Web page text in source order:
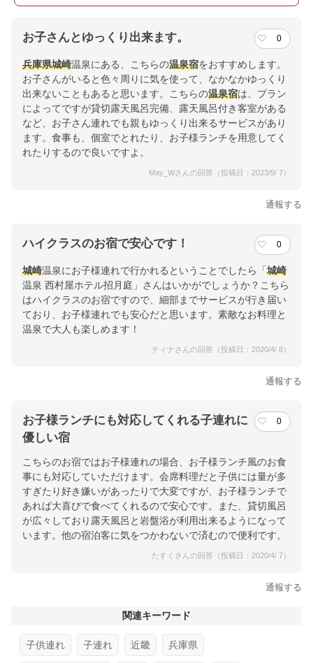
お子さんとゆっくり出来ます。 0
兵庫県城崎温泉にある、こちらの温泉宿をおすすめします。
お子さんがいると色々周りに気を使って、なかなかゆっくり
出来ないこともあると思います。こちらの温泉宿は、プラン
によってですが貸切露天風呂完備、露天風呂付き客室がある
など、お子さん連れでも親もゆっくり出来るサービスがあり
ます。食事も、個室でとれたり、お子様ランチを用意してく
れたりするので良いですよ。
May_Wさんの回答（投稿日：2023/9/ 7）
通報する
ハイクラスのお宿で安心です！ 0
城崎温泉にお子様連れで行かれるということでしたら「 城崎
温泉 西村屋ホテル招月庭」さんはいかがでしょうか？こちら
はハイクラスのお宿ですので、細部までサービスが行き届い
ており、お子様連れでも安心だと思います。素敵なお料理と
温泉で大人も楽しめます！
ティナさんの回答（投稿日：2020/4/ 8）
通報する
お子様ランチにも対応してくれる子連れに
優しい宿
0
こちらのお宿ではお子様連れの場合、お子様ランチ風のお食
事にも対応していただけます。会席料理だと子供には量が多
すぎたり好き嫌いがあったりで大変ですが、お子様ランチで
あれば大喜びで食べてくれるので安心です。また、貸切風呂
が広々しており露天風呂と岩盤浴が利用出来るようになって
います。他の宿泊客に気をつかわないで済むので便利です。
たすくさんの回答（投稿日：2020/4/ 7）
通報する
関連キーワード
子供連れ 子連れ 近畿 兵庫県